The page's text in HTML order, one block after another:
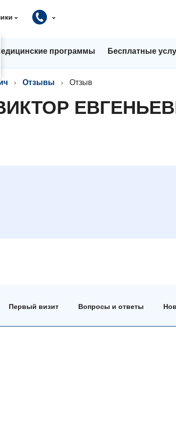
программы Бесплатные
Отзывы Отзыв
Первый визит Вопросы и ответы